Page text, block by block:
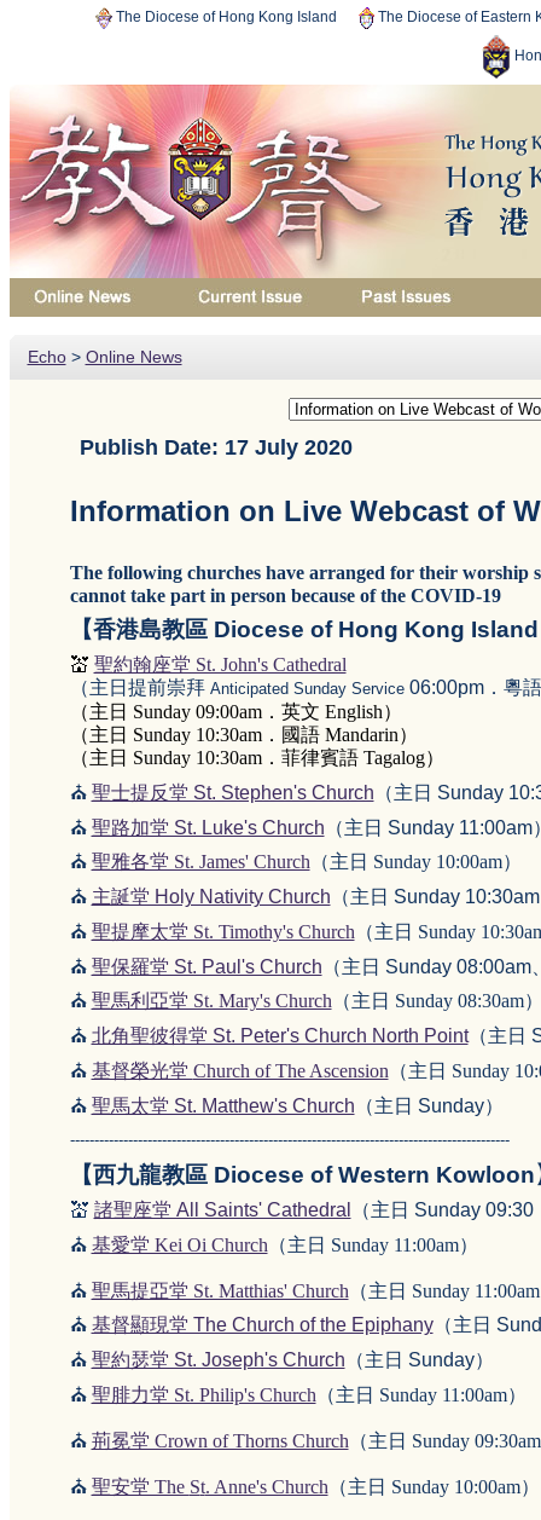
The Diocese of Hong Kong Island The Diocese of Eastern
Echo> Online News
Publish Date: 17 July 2020
Information on Live Webcast of
The following churches have arranged for their worship
cannot take part in person because of the COVID-19
【香港島教區 Diocese of Hong Kong
💒 聖約翰座堂 St. John's Cathedral
（主日提前崇拜 Anticipated Sunday Service06:00pm．粵
（主日 Sunday 09:00am．英文 English）
（主日 Sunday 10:30am．國語 Mandarin）
（主日 Sunday 10:30am．菲律賓語 Tagalog）
⛪ 聖士提反堂 St. Stephen's Church （主日 Sunday
⛪ 聖路加堂 St. Luke's Church （主日 Sunday 11:00am
⛪ 聖雅各堂 St. James' Church （主日 Sunday 10:00am）
⛪ 主誕堂 Holy Nativity Church （主日 Sunday
⛪ 聖提摩太堂 St. Timothy's Church （主日 Sunday
⛪ 聖保羅堂 St. Paul's Church （主日 Sunday 08:00am
⛪ 聖馬利亞堂 St. Mary's Church （主日 Sunday 08:30am
⛪ 北角聖彼得堂 St. Peter's Church North Point（主日
⛪ 基督榮光堂 Church of The Ascension （主日 Sunday
⛪ 聖馬太堂 St. Matthew's Church （主日 Sunday）
-------------------------------------------------------------------------------------------
【西九龍教區 Diocese of Western Kowloon
💒 諸聖座堂 All Saints' Cathedral
（主日 Sunday
⛪ 基愛堂 Kei Oi Church （主日 Sunday 11:00am）
⛪ 聖馬提亞堂 St. Matthias' Church （主日 Sunday
⛪ 基督顯現堂 The Church of the Epiphany（主日
⛪ 聖約瑟堂 St. Joseph's Church （主日 Sunday）
⛪ 聖腓力堂 St. Philip's Church （主日 Sunday 11:00am）
⛪ 荊冕堂 Crown of Thorns Church （主日 Sunday
⛪ 聖安堂 The St. Anne's Church （主日 Sunday 10:00am）